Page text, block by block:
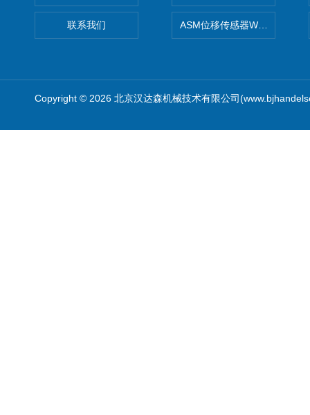
联系我们 ASM位移传感器WS10-750
Copyright © 2026 北京汉达森机械技术有限公司